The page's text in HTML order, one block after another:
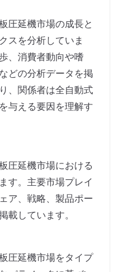
圧延機市場の成長と
スを分析していま
、消費者動向や嗜
どの分析データを掲
、関係者は全自動式
与える要因を理解す
圧延機市場における
す。主要市場プレイ
ア、戦略、製品ポー
載しています。
圧延機市場をタイプ